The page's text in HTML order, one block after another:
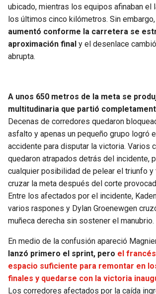
ubicado, mientras los equipos afinaban el
los últimos cinco kilómetros. Sin embargo,
aumentó conforme la carretera se
aproximación final y el desenlace
abrupta.
A unos 650 metros de la meta se
multitudinaria que partió
Decenas de corredores quedaron
asfalto y apenas un pequeño grupo logró
accidente para disputar la victoria. Varios
quedaron atrapados detrás del incidente,
cualquier posibilidad de pelear el triunfo y
cruzar la meta después del corte
Entre los afectados por el incidente,
varios raspones y Dylan Groenewgen
muñeca derecha sin sostener el manubrio.
En medio de la confusión apareció
lanzó primero el sprint, pero el
espacio suficiente para remontar en
finales y quedarse con la victoria
Los corredores afectados por la caída